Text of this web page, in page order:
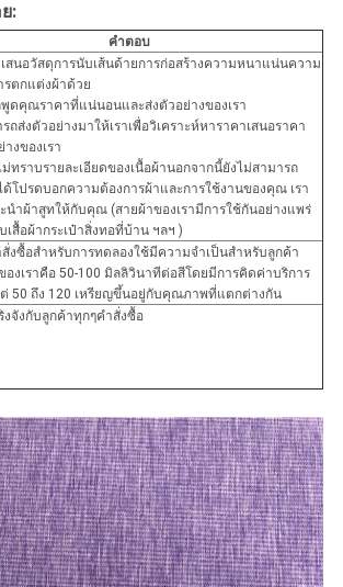
:
คำตอบ
สนอวัสดุการนับเส้นด้ายการก่อสร้างความหนาแน่นความ
รตกแต่งผ้าด้วย
พูดคุณราคาที่แน่นอนและส่งตัวอย่างของเรา
ถส่งตัวอย่างมาให้เราเพื่อวิเคราะห์หาราคาเสนอราคา
งของเรา
ทราบรายละเอียดของเนื้อผ้านอกจากนี้ยังไม่สามารถ
ด้โปรดบอกความต้องการผ้าและการใช้งานของคุณ เรา
นำผ้าสูทให้กับคุณ (สายผ้าของเรามีการใช้กันอย่างแพร่
เสื้อผ้ากระเป๋าสิ่งทอที่บ้าน ฯลฯ )
งซื้อสำหรับการทดลองใช้มีความจำเป็นสำหรับลูกค้า
องเราคือ 50-100 มิลลิวินาทีต่อสีโดยมีการคิดค่าบริการ
50 ถึง 120 เหรียญขึ้นอยู่กับคุณภาพที่แตกต่างกัน
ริงจังกับลูกค้าทุกๆคำสั่งซื้อ